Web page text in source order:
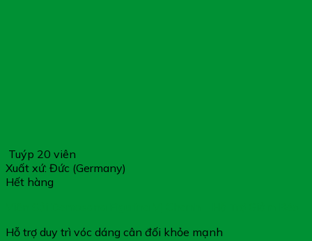
Tuýp 20 viên
Xuất xứ: Đức (Germany)
Hết hàng
Hỗ trợ duy trì vóc dáng cân đối khỏe mạnh